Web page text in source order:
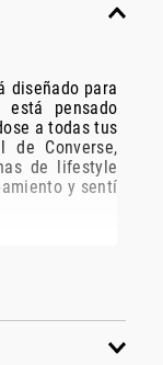
diseñado para
está pensado
a todas tus
de Converse,
de lifestyle
y sentí